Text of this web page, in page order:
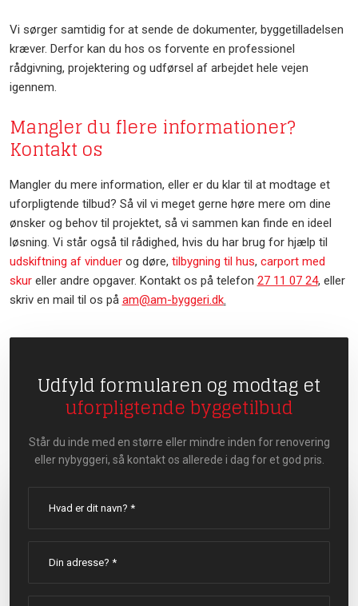
Vi sørger samtidig for at sende de dokumenter, byggetilladelsen
kræver. Derfor kan du hos os forvente en professionel
rådgivning, projektering og udførsel af arbejdet hele vejen
igennem.
Mangler du flere informationer?
Kontakt os
Mangler du mere information, eller er du klar til at modtage et
uforpligtende tilbud? Så vil vi meget gerne høre mere om dine
ønsker og behov til projektet, så vi sammen kan finde en ideel
løsning. Vi står også til rådighed, hvis du har brug for hjælp til
udskiftning af vinduerog døre, tilbygning til hus, carport med
skureller andre opgaver. Kontakt os på telefon 27 11 07 24, eller
skriv en mail til os på am@am-byggeri.dk.​
Udfyld formularen og modtag et
uforpligtende byggetilbud
Står du inde med en større eller mindre inden for renovering
eller nybyggeri, så kontakt os allerede i dag for et god pris.